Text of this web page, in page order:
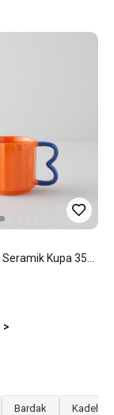
>
Bardak Kadeh